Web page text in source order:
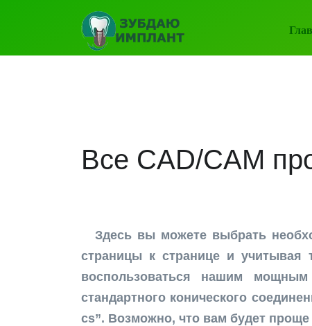
Все CAD/CAM
Здесь вы можете выбрать
страницы к странице и
воспользоваться нашим
стандартного конического
cs”. Возможно, что вам будет проще